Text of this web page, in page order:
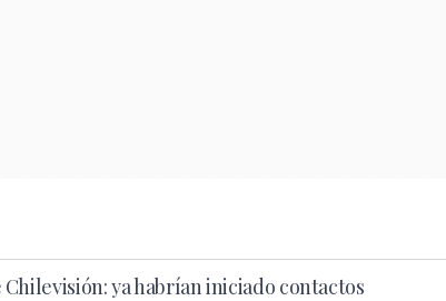
ya habrían iniciado contactos